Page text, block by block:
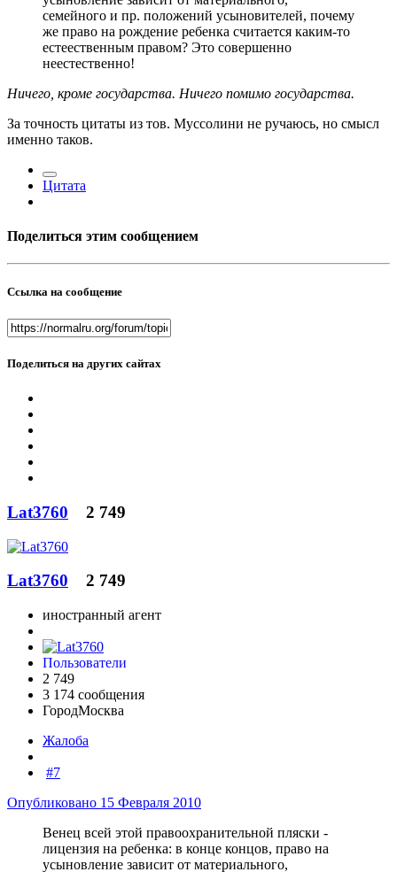
семейного и пр. положений усыновителей, почему
же право на рождение ребенка считается каким-то
естеественным правом? Это совершенно
неестественно!
Ничего, кроме государства. Ничего помимо государства.
За точность цитаты из тов. Муссолини не ручаюсь, но смысл
именно таков.
Цитата
Поделиться этим сообщением
Ссылка на сообщение
Поделиться на других сайтах
Lat3760 2 749
Lat3760 2 749
иностранный агент
Пользователи
2 749
3 174 сообщения
ГородМосква
Жалоба
#7
Опубликовано 15 Февраля 2010
Венец всей этой правоохранительной пляски -
лицензия на ребенка: в конце концов, право на
усыновление зависит от материального,